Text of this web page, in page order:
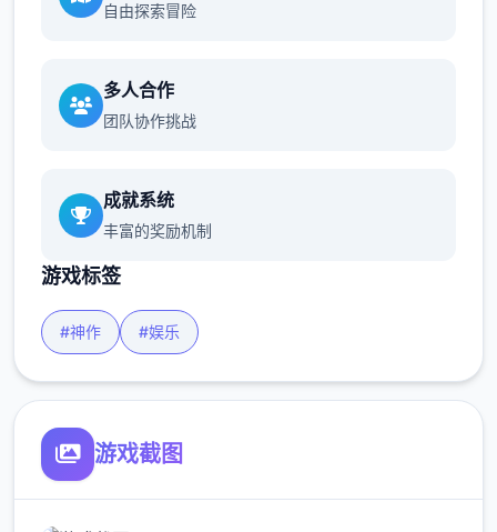
自由探索冒险
多人合作
团队协作挑战
成就系统
丰富的奖励机制
游戏标签
#神作 #娱乐
游戏截图